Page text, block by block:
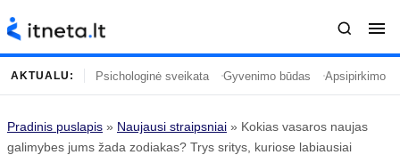
Turinys Temos
AKTUALU: Psichologinė sveikata Gyvenimo būdas Apsipirkimo
Pradinis puslapis » Naujausi straipsniai » Kokias vasaros naujas
galimybes jums žada zodiakas? Trys sritys, kuriose labiausiai